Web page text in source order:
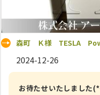
森町 Ｋ様 TESLA
2024-12-26
お待たせいたしました